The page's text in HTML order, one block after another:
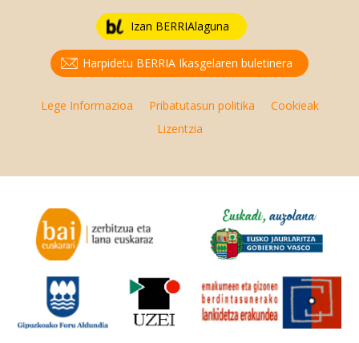
Izan BERRIAlaguna
Harpidetu BERRIA Ikasgelaren buletinera
Lege Informazioa Pribatutasun politika
Cookieak
Lizentzia